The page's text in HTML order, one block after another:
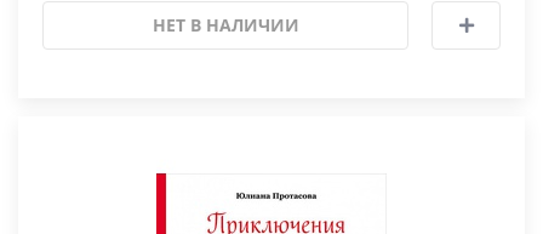
НЕТ В НАЛИЧИИ